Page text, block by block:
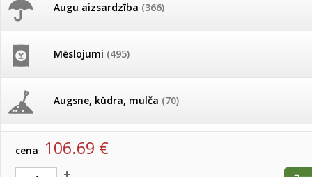
Augu aizsardzība (366)
Mēslojumi (495)
Augsne, kūdra, mulča (70)
Podi un kasetes
Pašlasīšanas vietu katalogs
26.05. Vebinārs - Kā ierobežot
gliemežus piemājas dārzā un
Darba laiks Līgo svētkos
Ūdens piemērotības noteikšana
frēze + mulčieris +
AKCIJAS komplekts -
IRRITEC Pilienlaistīšanas
Produkti »Augu laistīšana»
komplekti
IRRITEC Pilienlaistīšanas komplekts terasēm
artikuls:
cena 106.69 €